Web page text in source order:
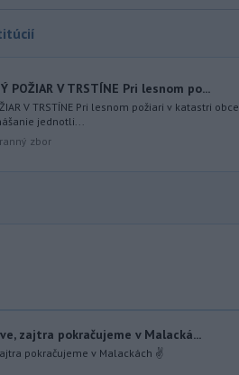
POŽIAR V TRSTÍNE Pri lesnom po...
V TRSTÍNE Pri lesnom požiari v katastri obce
jednotli...
zbor
zajtra pokračujeme v Malacká...
pokračujeme v Malackách ✌️